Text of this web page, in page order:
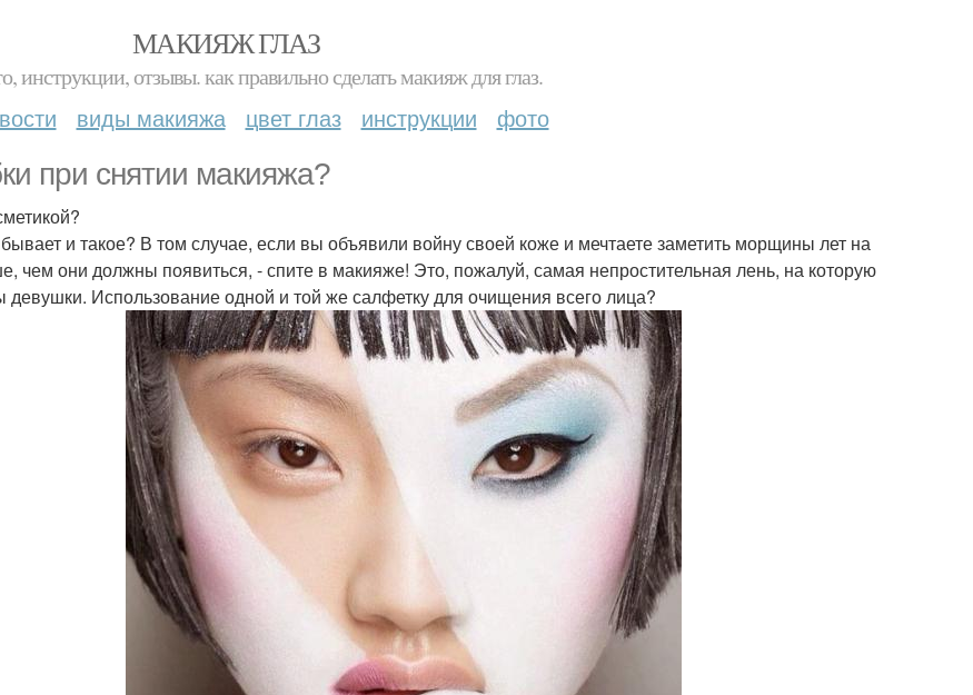
МАКИЯЖ ГЛАЗ
инструкции, отзывы. как правильно сделать макияж для глаз.
виды макияжа цвет глаз инструкции фото
при снятии макияжа?
и такое? В том случае, если вы объявили войну своей коже и мечтаете заметить морщины лет на
чем они должны появиться, - спите в макияже! Это, пожалуй, самая непростительная лень, на которую
девушки. Использование одной и той же салфетку для очищения всего лица?